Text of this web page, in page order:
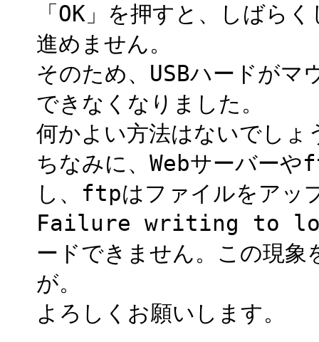
「OK」を押すと、しばら
進めません。
そのため、USBハードがマ
できなくなりました。
何かよい方法はないでしょ
ちなみに、Webサーバー
し、ftpはファイルをアッ
Failure writing to
ードできません。この現象
が。
よろしくお願いします。